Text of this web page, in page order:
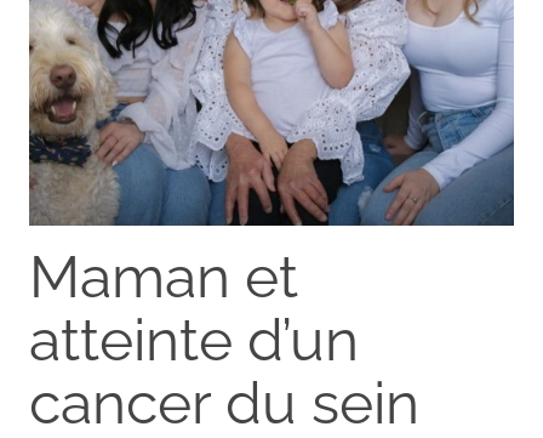
Maman et
atteinte d’un
cancer du sein